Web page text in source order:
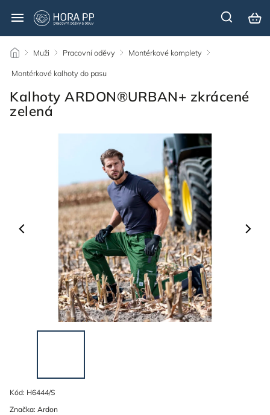
/ Muži / Pracovní oděvy / Montérkové komplety /
Montérkové kalhoty do pasu
Kalhoty ARDON®URBAN+ zkrácené
zelená
Kód: H6444/S
Značka: Ardon